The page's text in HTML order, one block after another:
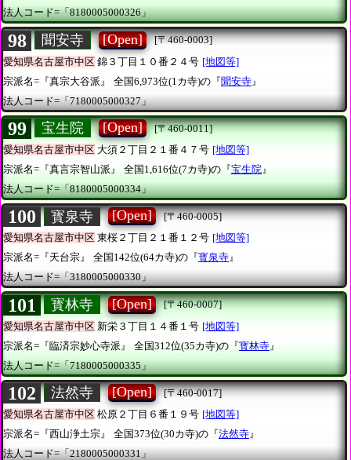
法人コード=「8180005000326」
98 聞安寺 [Open]
[〒460-0003]
愛知県名古屋市中区 錦３丁目１０番２４号 [地図等]
宗派名=『真宗大谷派』
全国6,973位(1カ寺)の『聞安寺 』
法人コード=「7180005000327」
99 宝生院 [Open]
[〒460-0011]
愛知県名古屋市中区 大須２丁目２１番４７号 [地図等]
宗派名=『真言宗智山派』
全国1,616位(7カ寺)の『宝生院 』
法人コード=「8180005000334」
100 寳泉寺 [Open]
[〒460-0005]
愛知県名古屋市中区 東桜２丁目２１番１２号 [地図等]
宗派名=『天台宗』
全国142位(64カ寺)の『寳泉寺』
法人コード=「3180005000330」
101 寳林寺 [Open]
[〒460-0007]
愛知県名古屋市中区 新栄３丁目１４番１号 [地図等]
宗派名=『臨済宗妙心寺派』
全国312位(35カ寺)の『寳林寺 』
法人コード=「7180005000335」
102 法然寺 [Open]
[〒460-0017]
愛知県名古屋市中区 松原２丁目６番１９号 [地図等]
宗派名=『西山浄土宗』
全国373位(30カ寺)の『法然寺 』
法人コード=「2180005000331」